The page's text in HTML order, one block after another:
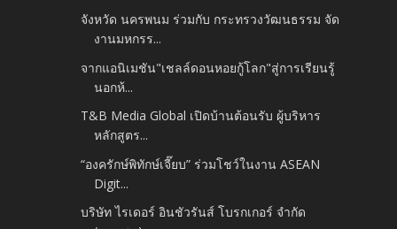
จังหวัด นครพนม ร่วมกับ กระทรวงวัฒนธรรม จัด
งานมหกรร...
จากแอนิเมชัน"เชลล์ดอนหอยกู้โลก"สู่การเรียนรู้
นอกห้...
T&B Media Global เปิดบ้านต้อนรับ ผู้บริหาร
หลักสูตร...
“องครักษ์พิทักษ์เจี๊ยบ” ร่วมโชว์ในงาน ASEAN
Digit...
บริษัท ไรเดอร์ อินชัวรันส์ โบรกเกอร์ จำกัด